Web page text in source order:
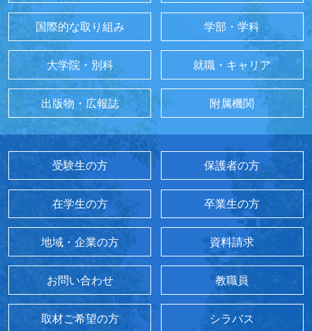
国際的な取り組み 学部・学科
大学院・別科 就職・キャリア
出版物・広報誌 附属機関
受験生の方 保護者の方
在学生の方 卒業生の方
地域・企業の方 資料請求
お問い合わせ 教職員
取材ご希望の方 シラバス